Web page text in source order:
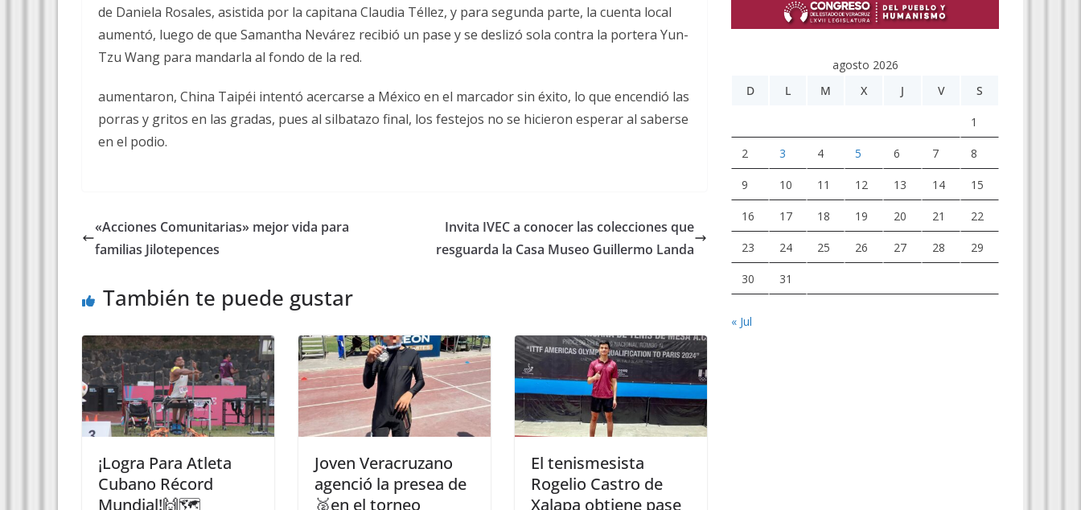
de Daniela Rosales, asistida por la capitana Claudia Téllez, y para segunda parte, la cuenta local
aumentó, luego de que Samantha Nevárez recibió un pase y se deslizó sola contra la portera Yun-
Tzu Wang para mandarla al fondo de la red.
aumentaron, China Taipéi intentó acercarse a México en el marcador sin éxito, lo que encendió las
porras y gritos en las gradas, pues al silbatazo final, los festejos no se hicieron esperar al saberse
en el podio.
«Acciones Comunitarias» mejor vida para
familias Jilotepences
Invita IVEC a conocer las colecciones que
resguarda la Casa Museo Guillermo Landa
También te puede gustar
¡Logra Para Atleta
Cubano Récord
Mundial!🙌🗺️
Joven Veracruzano
agenció la presea de
🥈en el torneo
El tenismesista
Rogelio Castro de
Xalapa obtiene pase
agosto 2026
D
L M X J V S
1
2 3 4 5 6 7 8
9 10 11 12 13 14 15
16 17 18 19 20 21 22
23 24 25 26 27 28 29
30 31
« Jul